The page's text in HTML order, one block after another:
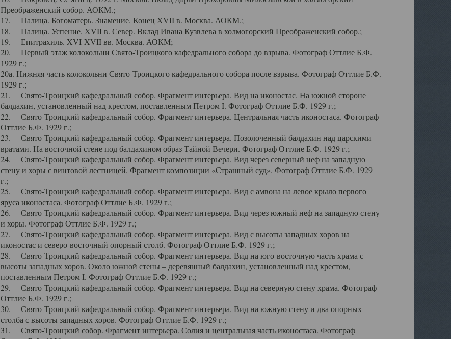
Преображенский собор. АОКМ.;
17. Палица. Богоматерь. Знамение. Конец XVII в. Москва. АОКМ.;
18. Палица. Успение. XVII в. Север. Вклад Ивана Кузвлева в холмогорский Преображенский собор.;
19. Епитрахиль. XVI-XVII вв. Москва. АОКМ;
20. Первый этаж колокольни Свято-Троицкого кафедрального собора до взрыва. Фотограф Оттлие Б.Ф.
1929 г.;
20а. Нижняя часть колокольни Свято-Троицкого кафедрального собора после взрыва. Фотограф Оттлие Б.Ф.
1929 г.;
21. Свято-Троицкий кафедральный собор. Фрагмент интерьера. Вид на иконостас. На южной стороне
балдахин, установленный над крестом, поставленным Петром I. Фотограф Оттлие Б.Ф. 1929 г.;
22. Свято-Троицкий кафедральный собор. Фрагмент интерьера. Центральная часть иконостаса. Фотограф
Оттлие Б.Ф. 1929 г.;
23. Свято-Троицкий кафедральный собор. Фрагмент интерьера. Позолоченный балдахин над царскими
вратами. На восточной стене под балдахином образ Тайной Вечери. Фотограф Оттлие Б.Ф. 1929 г.;
24. Свято-Троицкий кафедральный собор. Фрагмент интерьера. Вид через северный неф на западную
стену и хоры с винтовой лестницей. Фрагмент композиции «Страшный суд». Фотограф Оттлие Б.Ф. 1929
г.;
25. Свято-Троицкий кафедральный собор. Фрагмент интерьера. Вид с амвона на левое крыло первого
яруса иконостаса. Фотограф Оттлие Б.Ф. 1929 г.;
26. Свято-Троицкий кафедральный собор. Фрагмент интерьера. Вид через южный неф на западную стену
и хоры. Фотограф Оттлие Б.Ф. 1929 г.;
27. Свято-Троицкий кафедральный собор. Фрагмент интерьера. Вид с высоты западных хоров на
иконостас и северо-восточный опорный столб. Фотограф Оттлие Б.Ф. 1929 г.;
28. Свято-Троицкий кафедральный собор. Фрагмент интерьера. Вид на юго-восточную часть храма с
высоты западных хоров. Около южной стены – деревянный балдахин, установленный над крестом,
поставленным Петром I. Фотограф Оттлие Б.Ф. 1929 г.;
29. Свято-Троицкий кафедральный собор. Фрагмент интерьера. Вид на северную стену храма. Фотограф
Оттлие Б.Ф. 1929 г.;
30. Свято-Троицкий кафедральный собор. Фрагмент интерьера. Вид на южную стену и два опорных
столба с высоты западных хоров. Фотограф Оттлие Б.Ф. 1929 г.;
31. Свято-Троицкий собор. Фрагмент интерьера. Солия и центральная часть иконостаса. Фотограф